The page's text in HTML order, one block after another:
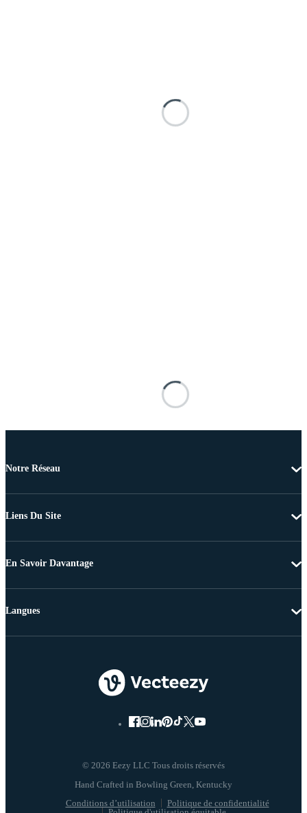
Notre Réseau
Liens Du Site
En Savoir Davantage
© 2026 Eezy LLC Tous droits réservés
Conditions d’utilisation
Politique de confidentialité
Langues